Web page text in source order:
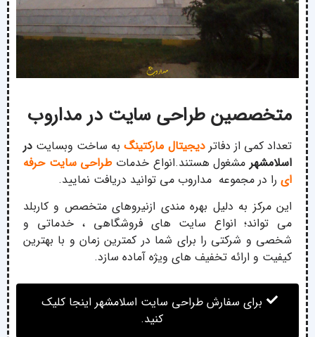
متخصصین طراحی سایت در مداروب
تعداد کمی از دفاتردیجیتال مارکتینگبه ساخت وبسایت در
اسلامشهرمشغول هستند.انواع خدماتطراحی سایت حرفه
ای را در مجموعه مداروب می توانید دریافت نمایید.
این مرکز به دلیل بهره مندی ازنیروهای متخصص و کاربلد
می تواند؛ انواع سایت های فروشگاهی ، خدماتی و
شخصی و شرکتی را برای شما در کمترین زمان و با بهترین
کیفیت و ارائه تخفیف های ویژه آماده سازد.
برای سفارش طراحی سایت اسلامشهر اینجا کلیک
کنید.